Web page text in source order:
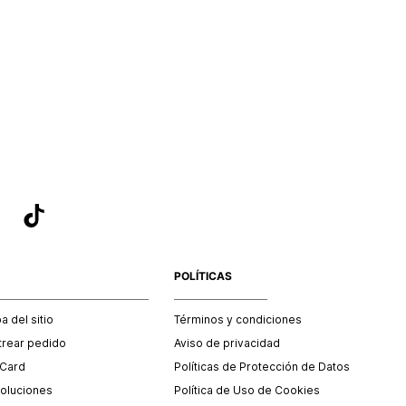
del sitio
pedido
POLÍTICAS
Términos y condiciones
Aviso de privacidad
Políticas de Protección de Datos
Política de Uso de Cookies